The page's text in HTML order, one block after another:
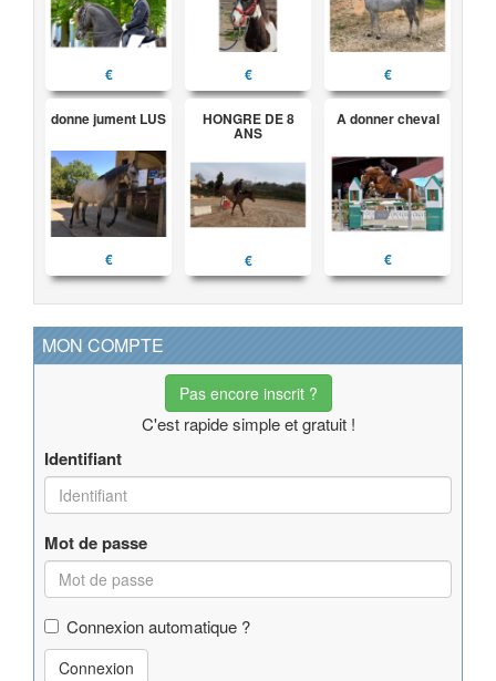
€ € €
donne jument LUS
€
HONGRE DE 8
ANS
€
A donner cheval
€
MON COMPTE
Pas encore inscrit ?
C'est rapide simple et gratuit !
Identifiant
Mot de passe
Connexion automatique ?
Connexion